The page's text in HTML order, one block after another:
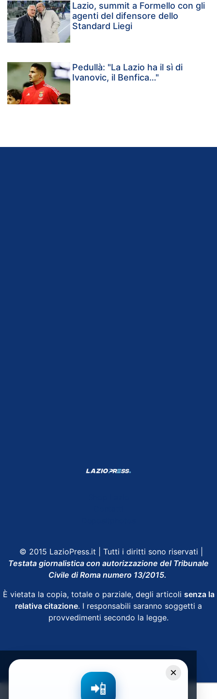
Lazio, summit a Formello con gli
agenti del difensore dello
Standard Liegi
Pedullà: "La Lazio ha il sì di
Ivanovic, il Benfica…"
© 2015 LazioPress.it | Tutti i diritti sono riservati |
Testata giornalistica con autorizzazione del Tribunale
Civile di Roma numero 13/2015.
È vietata la copia, totale o parziale, degli articoli senza la
relativa citazione. I responsabili saranno soggetti a
provvedimenti secondo la legge.
×
📲Condividi